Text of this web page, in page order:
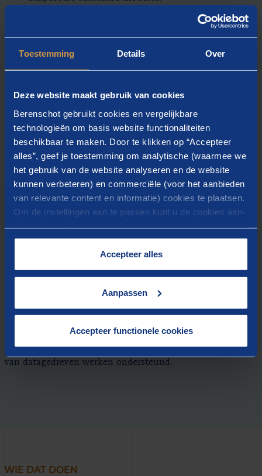
Toestemming Details Over
Deze website maakt gebruik van cookies
Berenschot gebruikt cookies en vergelijkbare
technologieën om basis website functionaliteiten
beschikbaar te maken. Door te klikken op “Accepteer
alles”, geef je toestemming om analytische (waarmee we
het gebruik van de website analyseren en de website
kunnen verbeteren) en commerciële (voor het aanbieden
van relevante content en informatie) cookies te plaatsen.
Om de instellingen aan te passen kunt u de cookies aan-
cookies op onze website treft u in onze
Accepteer alles
Aanpassen
Accepteer functionele cookies
kunt u op een veilige manier digitaal met
Het platform kan worden aangepast aan de context van
Binnen Berenschot hanteren wij hetCRISP-DM modelals
leidraad voor onze digitale dienstverlening. Met
Berenschot Platforms worden de gearceerde onderdelen
van datagedreven werken ondersteund.
WIE DAT DOEN